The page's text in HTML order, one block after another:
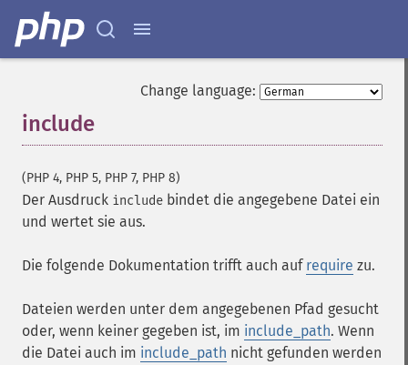
Change language:
include
(PHP 4, PHP 5, PHP 7, PHP 8)
Der Ausdruck include bindet die angegebene Datei ein
und wertet sie aus.
Die folgende Dokumentation trifft auch auf require zu.
Dateien werden unter dem angegebenen Pfad gesucht
oder, wenn keiner gegeben ist, im include_path. Wenn
die Datei auch im include_path nicht gefunden werden